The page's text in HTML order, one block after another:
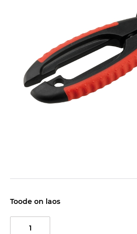
Toode on laos